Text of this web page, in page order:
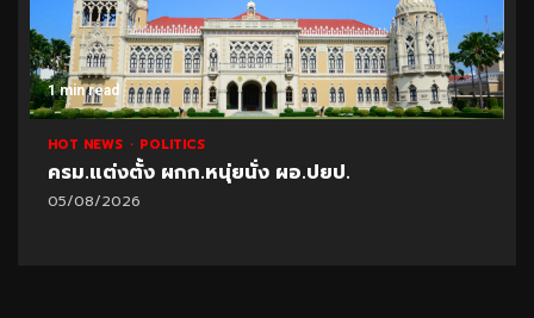
1 min read
HOT NEWS POLITICS
ครม.แต่งตั้ง ผกก.หนุ่ยนั่ง ผอ.ปยป.
05/08/2026
1